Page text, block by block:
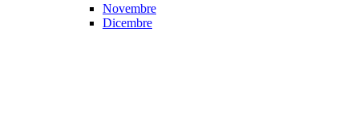
Novembre
Dicembre